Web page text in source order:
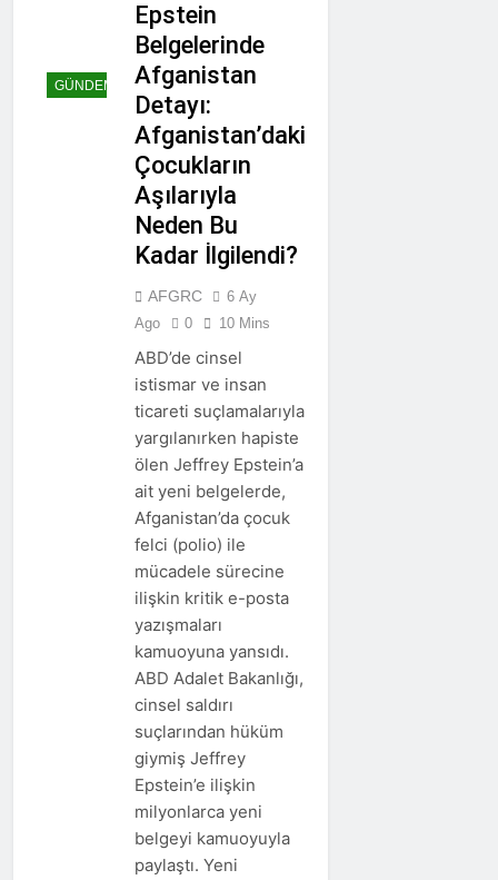
GÜNDEM
Epstein
Belgelerinde
Afganistan
Detayı:
Afganistan’daki
Çocukların
Aşılarıyla
Neden Bu
Kadar İlgilendi?
AFGRC
6 Ay
Ago
0 10 Mins
ABD’de cinsel
istismar ve insan
ticareti suçlamalarıyla
yargılanırken hapiste
ölen Jeffrey Epstein’a
ait yeni belgelerde,
Afganistan’da çocuk
felci (polio) ile
mücadele sürecine
ilişkin kritik e-posta
yazışmaları
kamuoyuna yansıdı.
ABD Adalet Bakanlığı,
cinsel saldırı
suçlarından hüküm
giymiş Jeffrey
Epstein’e ilişkin
milyonlarca yeni
belgeyi kamuoyuyla
paylaştı. Yeni